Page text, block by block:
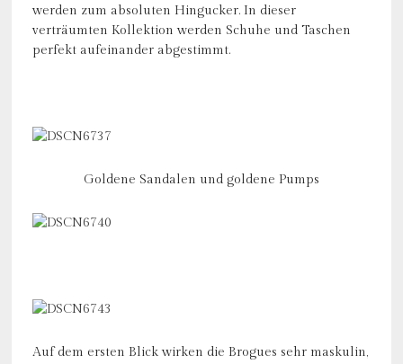
werden zum absoluten Hingucker. In dieser
verträumten Kollektion werden Schuhe und Taschen
perfekt aufeinander abgestimmt.
Goldene Sandalen und goldene Pumps
Auf dem ersten Blick wirken die Brogues sehr maskulin,